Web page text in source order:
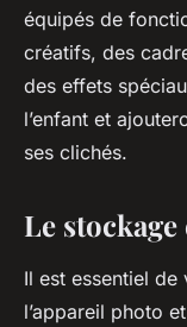
équipés de
créatifs, des
des effets
l’enfant et
ses clichés.
Le
Il est essentiel
l’appareil photo